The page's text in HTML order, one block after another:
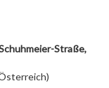
Straße,